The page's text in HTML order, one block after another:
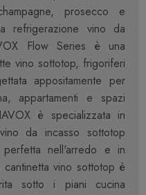
prosecco e
refrigerazione vino da
Flow Series è una
vino sottotop, frigoriferi
appositamente per
appartamenti e spazi
è specializzata in
da incasso sottotop
nell'arredo e in
vino sottotop è
sotto i piani cucina